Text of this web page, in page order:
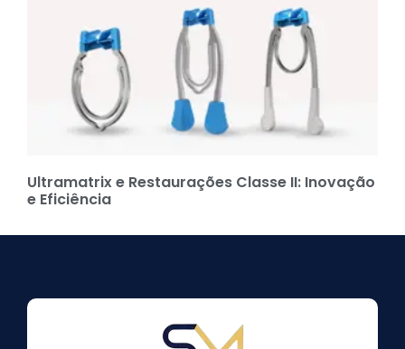
Ultramatrix e Restaurações Classe II: Inovação
e Eficiência